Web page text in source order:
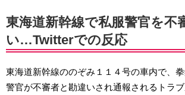
東海道新幹線で私服警官を不
い…Twitterでの反応
東海道新幹線ののぞみ１１４号の車内で、
警官が不審者と勘違いされ通報されるトラ